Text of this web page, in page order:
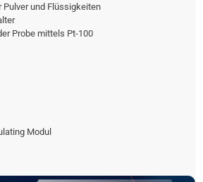
Pulver und Flüssigkeiten
Probe mittels Pt-100
Modul